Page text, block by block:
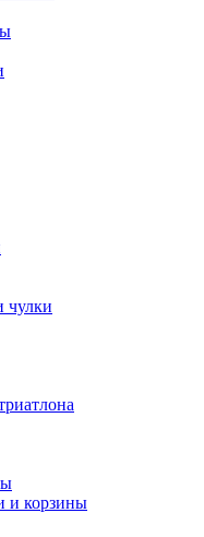
чулки
и корзины